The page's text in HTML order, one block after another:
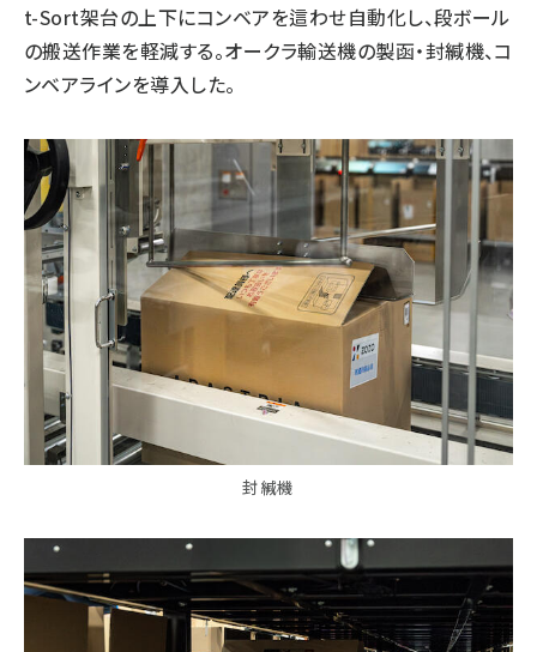
t-Sort架台の上下にコンベアを這わせ自動化し、段ボール
の搬送作業を軽減する。オークラ輸送機の製函・封緘機、コ
ンベアラインを導入した。
封緘機